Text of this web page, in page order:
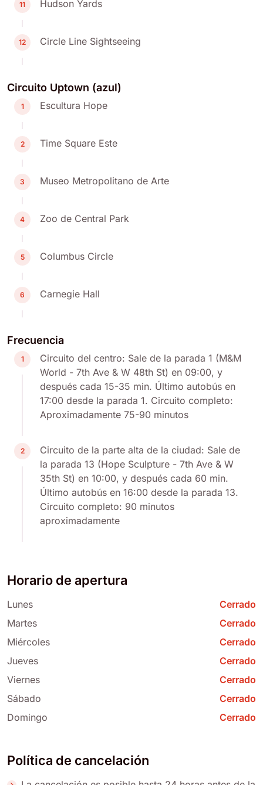
11 Hudson Yards
12 Circle Line Sightseeing
Circuito Uptown (azul)
1 Escultura Hope
2 Time Square Este
3 Museo Metropolitano de Arte
4 Zoo de Central Park
5 Columbus Circle
6 Carnegie Hall
Frecuencia
1
Circuito del centro: Sale de la parada 1 (M&M
World - 7th Ave & W 48th St) en 09:00, y
después cada 15-35 min. Último autobús en
17:00 desde la parada 1. Circuito completo:
Aproximadamente 75-90 minutos
2
Circuito de la parte alta de la ciudad: Sale de
la parada 13 (Hope Sculpture - 7th Ave & W
35th St) en 10:00, y después cada 60 min.
Último autobús en 16:00 desde la parada 13.
Circuito completo: 90 minutos
aproximadamente
Horario de apertura
Lunes
Cerrado
Martes
Cerrado
Miércoles
Cerrado
Jueves
Cerrado
Viernes
Cerrado
Sábado
Cerrado
Domingo
Cerrado
Política de cancelación